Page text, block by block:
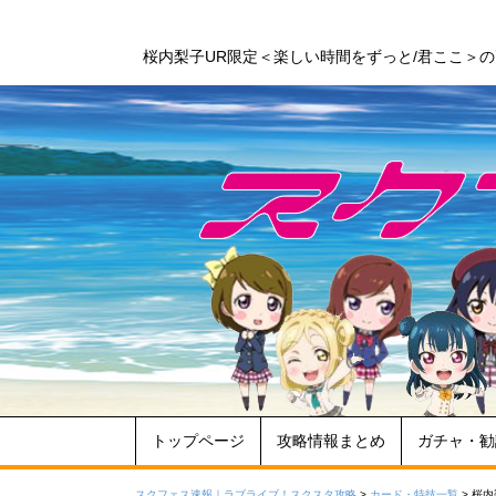
桜内梨子UR限定＜楽しい時間をずっと/君ここ＞
トップページ 攻略情報まとめ ガチャ・